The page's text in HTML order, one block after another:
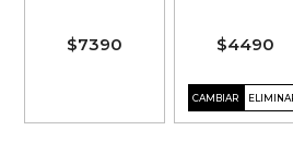
$7390 $4490